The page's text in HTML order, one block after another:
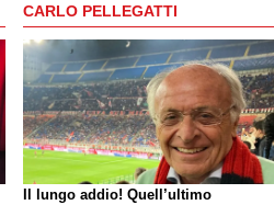
CARLO PELLEGATTI
Il lungo addio! Quell’ultimo